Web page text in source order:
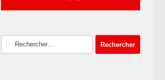
Rechercher :